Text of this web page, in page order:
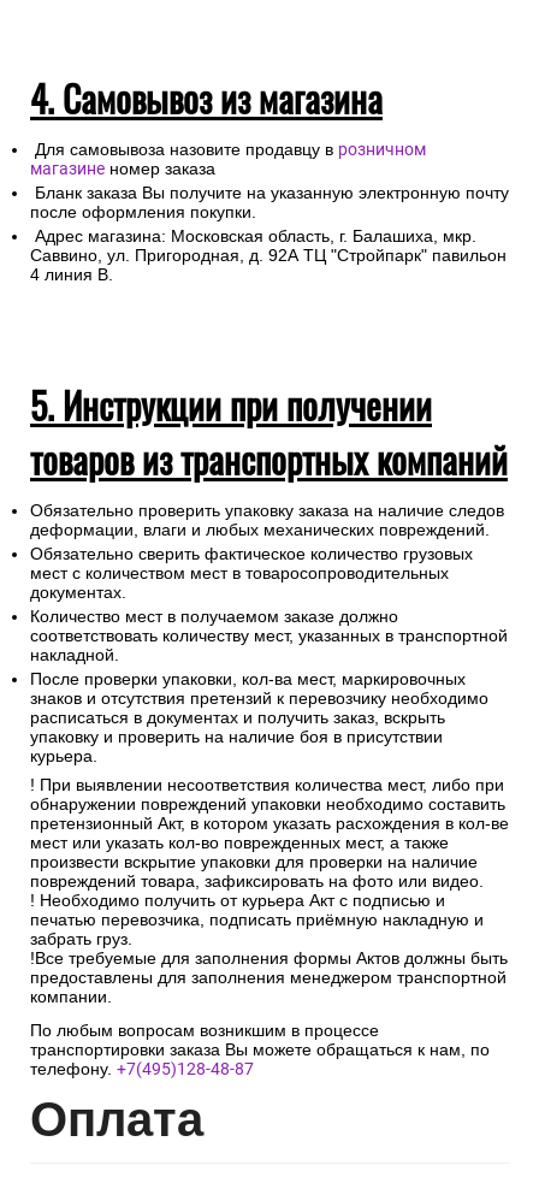
4. Самовывоз из магазина
Для самовывоза назовите продавцу в розничном
магазине номер заказа
Бланк заказа Вы получите на указанную электронную почту
после оформления покупки.
Адрес магазина: Московская область, г. Балашиха, мкр.
Саввино, ул. Пригородная, д. 92А ТЦ "Стройпарк" павильон
4 линия В.
5. Инструкции при получении
товаров из транспортных компаний
Обязательно проверить упаковку заказа на наличие следов
деформации, влаги и любых механических повреждений.
Обязательно сверить фактическое количество грузовых
мест с количеством мест в товаросопроводительных
документах.
Количество мест в получаемом заказе должно
соответствовать количеству мест, указанных в транспортной
накладной.
После проверки упаковки, кол-ва мест, маркировочных
знаков и отсутствия претензий к перевозчику необходимо
расписаться в документах и получить заказ, вскрыть
упаковку и проверить на наличие боя в присутствии
курьера.
! При выявлении несоответствия количества мест, либо при
обнаружении повреждений упаковки необходимо составить
претензионный Акт, в котором указать расхождения в кол-ве
мест или указать кол-во поврежденных мест, а также
произвести вскрытие упаковки для проверки на наличие
повреждений товара, зафиксировать на фото или видео.
! Необходимо получить от курьера Акт с подписью и
печатью перевозчика, подписать приёмную накладную и
забрать груз.
!Все требуемые для заполнения формы Актов должны быть
предоставлены для заполнения менеджером транспортной
компании.
По любым вопросам возникшим в процессе
транспортировки заказа Вы можете обращаться к нам, по
телефону. +7(495)128-48-87
Оплата